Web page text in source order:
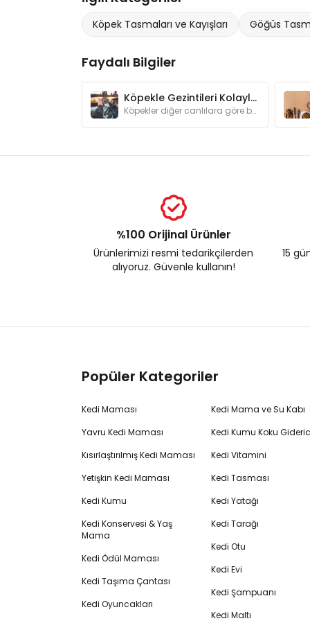
Köpek Tasmaları ve Kayışları Göğüs
Faydalı Bilgiler
Köpekle Gezintileri Kolaylaştıracak Şeyler
Köpekler diğer canlılara göre bakımları açısından bizlere daha bağımlı hayvanlardır. Gezintilere çıkarken dikkat etmemiz gerekenleri biliyor muyuz?
%100 Orijinal Ürünler
Ürünlerimizi resmi tedarikçilerden
alıyoruz. Güvenle kullanın!
15
Popüler Kategoriler
Kedi Maması
Yavru Kedi Maması
Kısırlaştırılmış Kedi Maması
Yetişkin Kedi Maması
Kedi Kumu
Kedi Konservesi & Yaş
Mama
Kedi Ödül Maması
Kedi Taşıma Çantası
Kedi Oyuncakları
Kedi Mama ve Su Kabı
Kedi Kumu Koku
Kedi Vitamini
Kedi Tasması
Kedi Yatağı
Kedi Tarağı
Kedi Otu
Kedi Evi
Kedi Şampuanı
Kedi Maltı